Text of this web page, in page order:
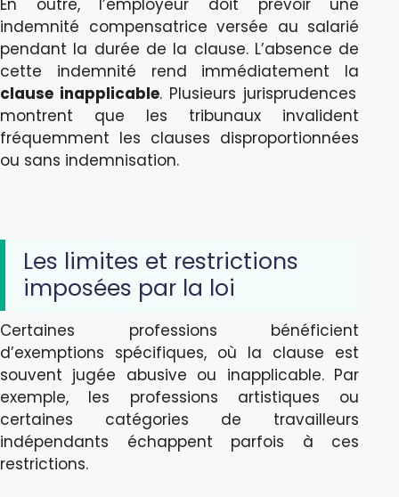
indemnité compensatrice versée au salarié
pendant la durée de la clause. L’absence de
cette indemnité rend immédiatement la
clause inapplicable. Plusieurs jurisprudences
montrent que les tribunaux invalident
fréquemment les clauses disproportionnées
ou sans indemnisation.
Les limites et restrictions
imposées par la loi
Certaines professions bénéficient
d’exemptions spécifiques, où la clause est
souvent jugée abusive ou inapplicable. Par
exemple, les professions artistiques ou
certaines catégories de travailleurs
indépendants échappent parfois à ces
restrictions.